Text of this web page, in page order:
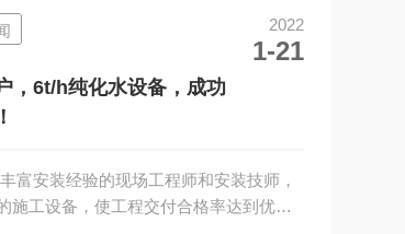
。我公司对用户实行设备一年保修，终身
则，均建立档案，进行跟踪服务，确保质
2022
1-21
，6t/h纯化水设备，成功
富安装经验的现场工程师和安装技师，
施工设备，使工程交付合格率达到优良